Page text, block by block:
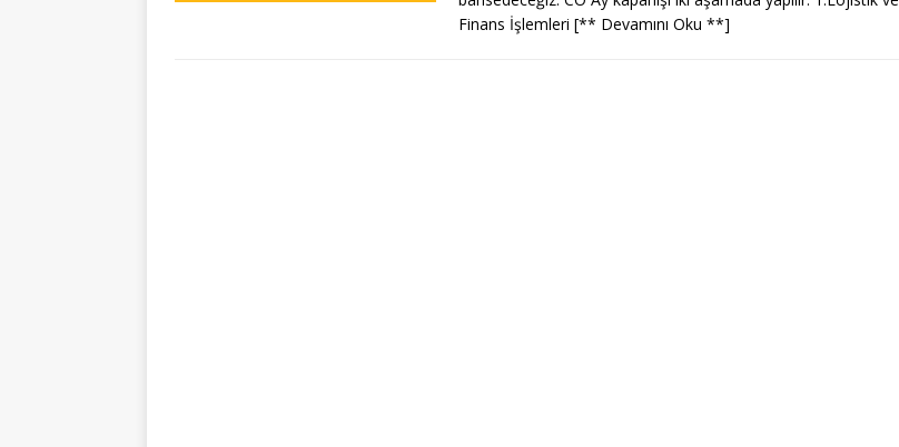
Finans İşlemleri [** Devamını Oku **]